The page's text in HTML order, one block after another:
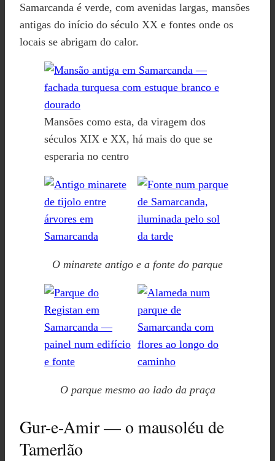
Samarcanda é verde, com avenidas largas, mansões
antigas do início do século XX e fontes onde os
locais se abrigam do calor.
Mansões como esta, da viragem dos
séculos XIX e XX, há mais do que se
esperaria no centro
O minarete antigo e a fonte do parque
O parque mesmo ao lado da praça
Gur-e-Amir — o mausoléu de
Tamerlão